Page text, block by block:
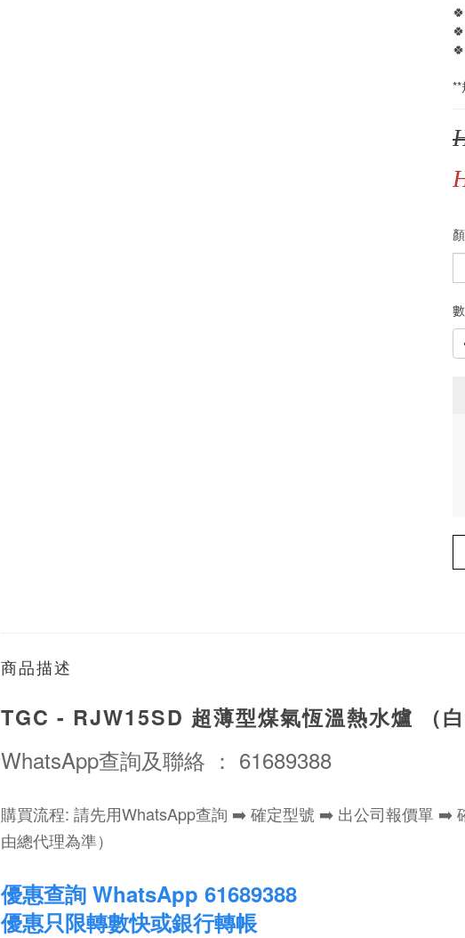
商品描述
TGC - RJW15SD 超薄型煤氣恆溫熱水爐 （白
WhatsApp查詢及聯絡 ： 61689388
購買流程: 請先用WhatsApp查詢 ➡️ 確定型號 ➡️ 出公司報價單 ➡️
由總代理為準）
優惠查詢 WhatsApp 61689388
優惠只限轉數快或銀行轉帳